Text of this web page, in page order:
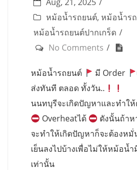
หม้อน้ำรถยนต์, หม้อน้ำร
หม้อน้ำรถยนต์ปากเกร็ด
No Comments
หม้อน้ำรถยนต์ มี Order
ส่งทันที ตลอด ทั้งวัน..
นนทบุรีจะเกิดปัญหาและทำให้
Overheatได้
ดังนั้นถ้า
จะทำให้เกิดปัญหาก็จะต้องห
เย็นลงไปบ้างเพื่อไม่ให้หม้อน้ำ
เท่านั้น